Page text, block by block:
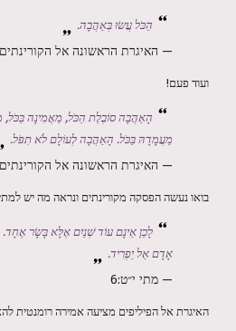
הַכֹּל עֲשׂוּ בְּאַהֲבָה.
— האיגרת הראשונה אל הקורינתים
ועוד פעם!
הָאַהֲבָה סוֹבֶלֶת הַכֹּל, מַאֲמִינָה בַּכֹּל,
מַעֲמָדָהּ בַּכֹּל. הָאַהֲבָה לְעוֹלָם לֹא תִפֹּל.
— האיגרת הראשונה אל הקורינתים
בואו נעשה הפסקה מקורינתים ונראה מה יש
לָכֵן אֵינָם עוֹד שְׁנַיִם אֶלָּא בָּשָׂר
אָדָם אַל יַפְרִיד.
— מתי י״ט:6
האיגרת אל הפיליפים מציעה אמירה רומנטית